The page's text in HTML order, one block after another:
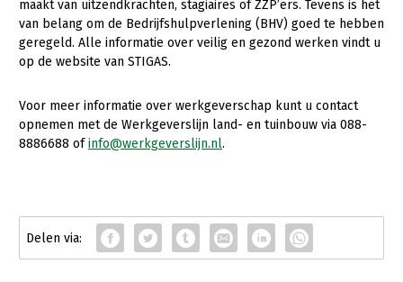
maakt van uitzendkrachten, stagiaires of ZZP’ers. Tevens is het
van belang om de Bedrijfshulpverlening (BHV) goed te hebben
geregeld. Alle informatie over veilig en gezond werken vindt u
op de website van STIGAS.
Voor meer informatie over werkgeverschap kunt u contact
opnemen met de Werkgeverslijn land- en tuinbouw via 088-
8886688 ofinfo@werkgeverslijn.nl.